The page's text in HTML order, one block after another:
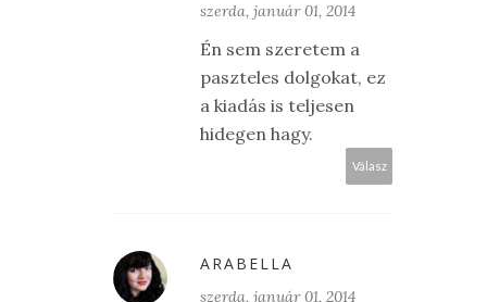
szerda, január 01, 2014
Én sem szeretem a
paszteles dolgokat, ez
a kiadás is teljesen
hidegen hagy.
Válasz
ARABELLA
szerda, január 01, 2014